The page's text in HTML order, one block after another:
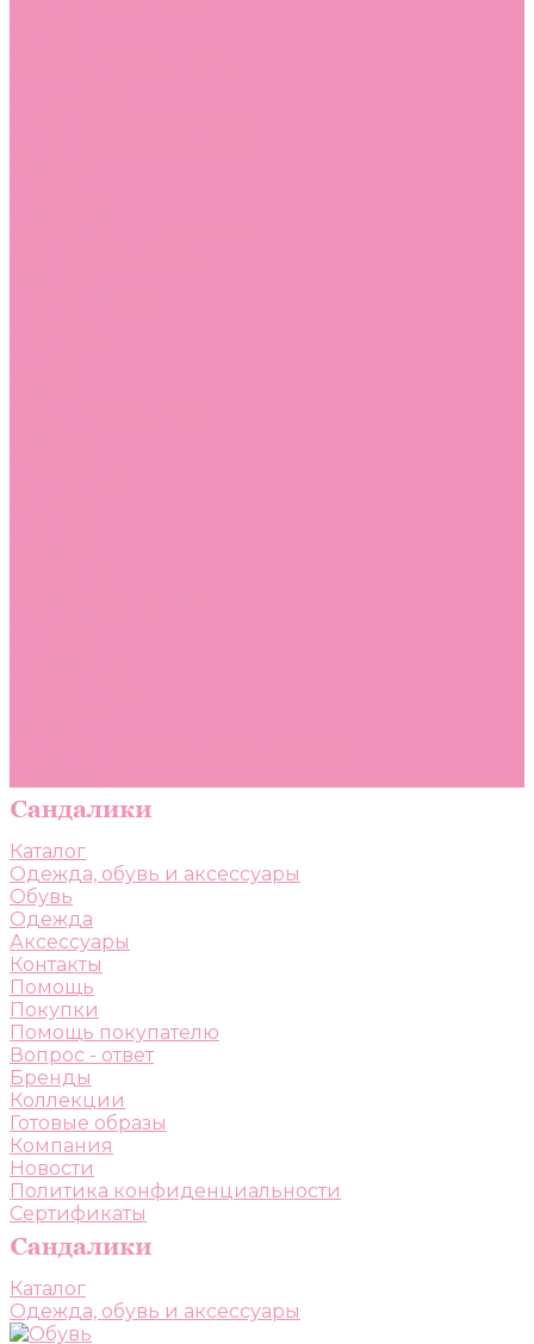
Каталог
Одежда, обувь и аксессуары
Обувь
Одежда
Аксессуары
Контакты
Помощь
Покупки
Помощь покупателю
Вопрос - ответ
Бренды
Коллекции
Готовые образы
Компания
Новости
Политика конфиденциальности
Сертификаты
Каталог
Одежда, обувь и аксессуары